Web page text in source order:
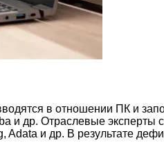
в отношении ПК и
и др. Отраслевые эксперты
Adata и др. В результате